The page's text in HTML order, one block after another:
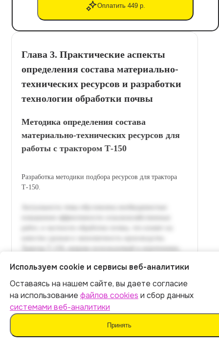
Оплатить 449 р.
Глава 3. Практические аспекты
определения состава материально-
технических ресурсов и разработки
технологии обработки почвы
Методика определения состава
материально-технических ресурсов для
работы с трактором Т-150
Разработка методики подбора ресурсов для трактора
Т-150.
Итог:449р.
Оплатить
Используем cookie и сервисы веб-аналитики
Оставаясь на нашем сайте, вы даете согласие
на использование файлов cookies и сбор данных
системами веб-аналитики
Принять